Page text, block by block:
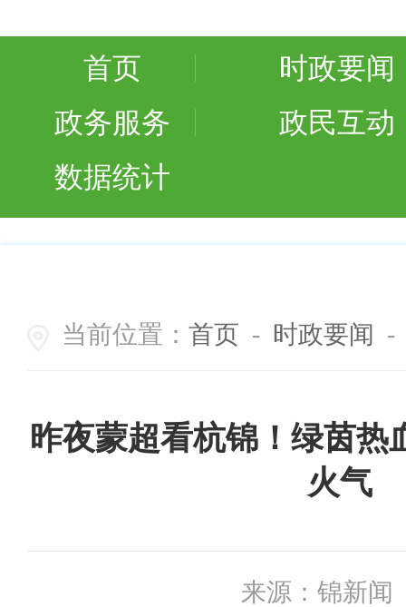
首页
时政要闻
政务服务
政民互动
数据统计
当前位置： 首页 - 时政要闻
昨夜蒙超看杭锦！绿茵热
火气
来源： 锦新闻